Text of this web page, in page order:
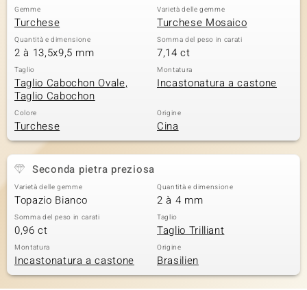
Gemme
Turchese
Varietà delle gemme
Turchese Mosaico
Quantità e dimensione
2 à 13,5x9,5 mm
Somma del peso in carati
7,14 ct
Taglio
Taglio Cabochon Ovale,
Taglio Cabochon
Montatura
Incastonatura a castone
Colore
Turchese
Origine
Cina
Seconda pietra preziosa
Varietà delle gemme
Topazio Bianco
Quantità e dimensione
2 à 4 mm
Somma del peso in carati
0,96 ct
Taglio
Taglio Trilliant
Montatura
Incastonatura a castone
Origine
Brasilien